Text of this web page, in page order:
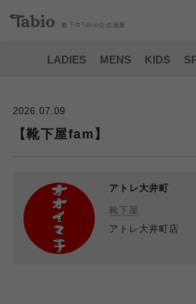
靴下の Tabio 公式通販
LADIES MENS KIDS
2026.07.09
【靴下屋fam】
アトレ大井町
靴下屋
アトレ大井町店